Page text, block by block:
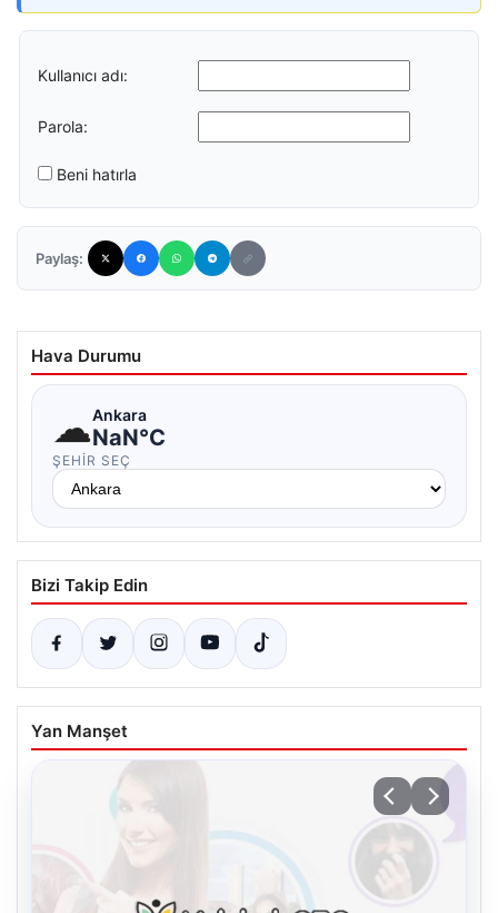
Kullanıcı adı:
Parola:
Beni hatırla
Paylaş:
Hava Durumu
☁Ankara
NaN°C
ŞEHIR SEÇ
Bizi Takip Edin
Yan Manşet